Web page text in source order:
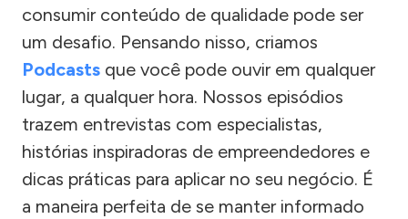
consumir conteúdo de qualidade pode ser
um desafio. Pensando nisso, criamos
Podcasts que você pode ouvir em qualquer
lugar, a qualquer hora. Nossos episódios
trazem entrevistas com especialistas,
histórias inspiradoras de empreendedores e
dicas práticas para aplicar no seu negócio. É
a maneira perfeita de se manter informado